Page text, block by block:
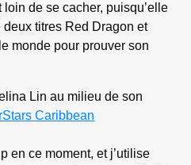
de se cacher, puisqu’elle
titres Red Dragon et
monde pour prouver son
Lin au milieu de son
Caribbean
en ce moment, et j’utilise